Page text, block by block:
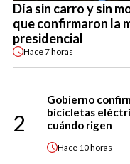
Día sin carro y sin
que confirmaron la
presidencial
Hace7 horas
2
Gobierno
bicicletas
cuándo rigen
Hace 10 horas